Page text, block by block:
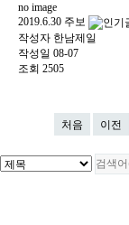
no image
2019.6.30 주보
작성자 한남제일
작성일 08-07
조회 2505
처음 이전